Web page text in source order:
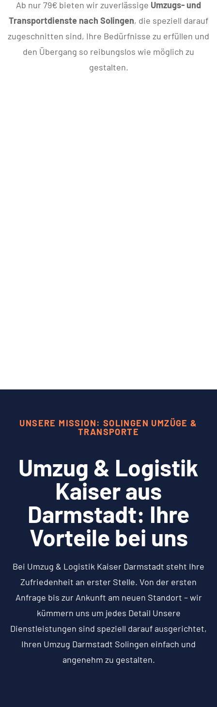
Ab nur 79€ bieten wir zuverlässige Umzugs- und
Transportdienste nach Solingen, die speziell darauf
zugeschnitten sind, Ihre Bedürfnisse zu erfüllen und
den Übergang so reibungslos wie möglich zu
gestalten.
UNSERE MISSION: SOLINGEN UMZÜGE &
TRANSPORTE
Umzug & Logistik
Kaiser aus
Darmstadt: Ihre
Vorteile bei uns
Bei Umzug & Logistik Kaiser Darmstadt steht Ihre
Zufriedenheit an erster Stelle. Von der ersten
Anfrage bis zur Ankunft am neuen Standort – wir
kümmern uns um jedes Detail Unsere
Dienstleistungen sind speziell darauf ausgerichtet,
Ihren Umzug Darmstadt Solingen einfach und
angenehm zu gestalten.